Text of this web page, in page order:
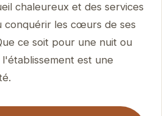
chaleureux et des services
conquérir les cœurs de ses
ce soit pour une nuit ou
est une